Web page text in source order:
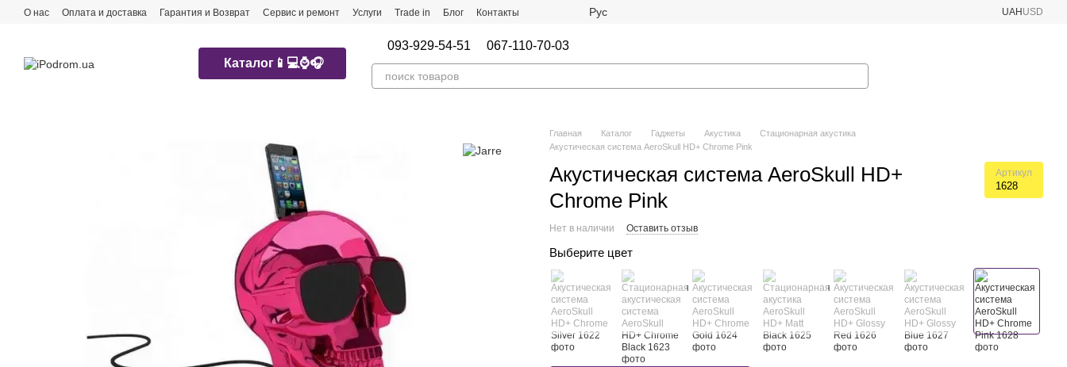
Перейти к основному контенту
О нас Оплата и доставка Гарантия и Возврат Сервис и ремонт Услуги Trade in Блог Контакты Рус UAH USD
Каталог📱💻⌚️🎧
093-929-54-51 067-110-70-03
Главная Каталог Гаджеты Акустика
Стационарная акустика
Акустическая система AeroSkull HD+ Chrome Pink
Акустическая система AeroSkull HD+
Chrome Pink
Артикул
1628
Нет в наличии Оставить отзыв
Выберите цвет